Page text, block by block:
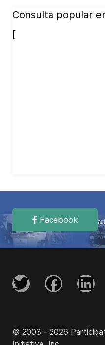
Consulta popular
[
Facebook
© 2003 - 2026